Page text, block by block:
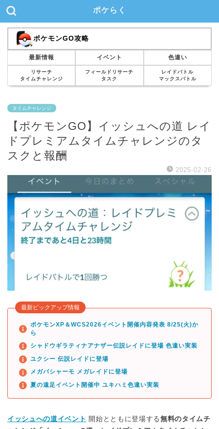
ポケらく
ポケモンGO攻略
最新情報 イベント 色違い
リサーチ
タイムチャレンジ
フィールドリサーチ
タスク
レイドバトル
マックスバトル
タイムチャレンジ
【ポケモンGO】イッシュへの道 レイ
ドプレミアムタイムチャレンジのタ
スクと報酬
2025-02-26
最新ピックアップ情報
ポケモンXP＆WCS2026イベント開催内容発表 8/25(火)か
ら
シャドウギラティナアナザー伝説レイドに登場 色違い実装
ユクシー 伝説レイドに登場
メガバシャーモ メガレイドに登場
夏の遠足イベント開催中 ユキハミ色違い実装
イッシュへの道イベント 開始とともに登場する 無料のタイムチ